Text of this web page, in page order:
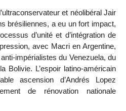
et néolibéral Jair
brésiliennes, a eu un fort impact,
d’unité et d’intégration de
avec Macri en Argentine,
impérialistes du Venezuela, du
Bolivie. L’espoir latino-américain
ascension d’Andrés Lopez
de rénovation nationale